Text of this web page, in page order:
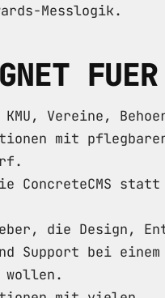
Messlogik.
FUER
Vereine,
mit
ConcreteCMS statt
die Design,
Support bei einem
wollen.